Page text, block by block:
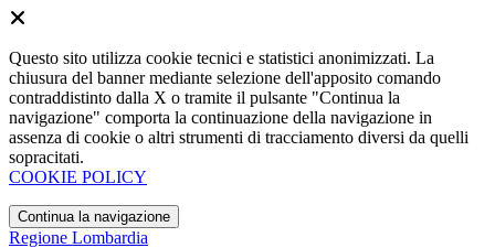
Questo sito utilizza cookie tecnici e statistici anonimizzati. La
chiusura del banner mediante selezione dell'apposito comando
contraddistinto dalla X o tramite il pulsante "Continua la
navigazione" comporta la continuazione della navigazione in
assenza di cookie o altri strumenti di tracciamento diversi da quelli
sopracitati.
COOKIE POLICY
Continua la navigazione
Regione Lombardia